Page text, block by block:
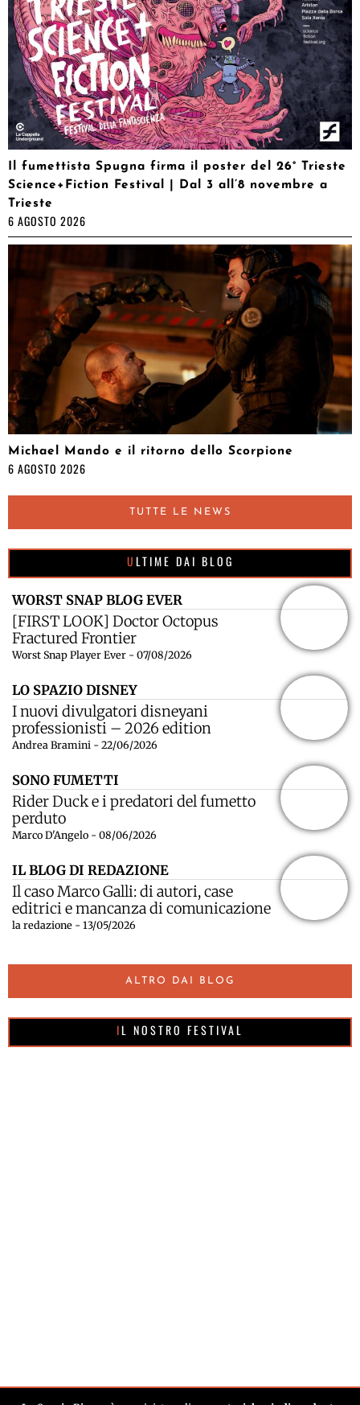
Il fumettista Spugna firma il poster del 26° Trieste
Science+Fiction Festival | Dal 3 all’8 novembre a
Trieste
6 AGOSTO 2026
Michael Mando e il ritorno dello Scorpione
6 AGOSTO 2026
TUTTE LE NEWS
ULTIME DAI BLOG
WORST SNAP BLOG EVER
[FIRST LOOK] Doctor Octopus
Fractured Frontier
Worst Snap Player Ever - 07/08/2026
LO SPAZIO DISNEY
I nuovi divulgatori disneyani
professionisti – 2026 edition
Andrea Bramini - 22/06/2026
SONO FUMETTI
Rider Duck e i predatori del fumetto
perduto
Marco D'Angelo - 08/06/2026
IL BLOG DI REDAZIONE
Il caso Marco Galli: di autori, case
editrici e mancanza di comunicazione
la redazione - 13/05/2026
ALTRO DAI BLOG
IL NOSTRO FESTIVAL